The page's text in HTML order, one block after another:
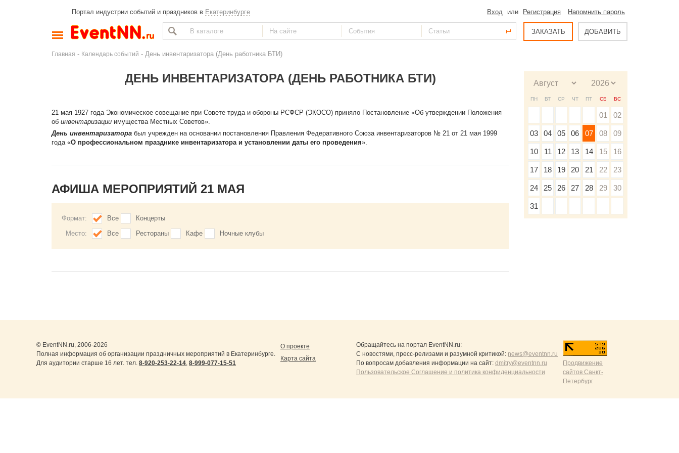
Портал индустрии событий и праздников в Екатеринбурге Вход или Регистрация Напомнить пароль
ЗАКАЗАТЬ ДОБАВИТЬ
Главная - Календарь событий - День инвентаризатора (День работника БТИ)
ДЕНЬ ИНВЕНТАРИЗАТОРА (ДЕНЬ РАБОТНИКА БТИ)
21 мая 1927 года Экономическое совещание при Совете труда и обороны РСФСР (ЭКОСО) приняло Постановление «Об утверждении Положения
об инвентаризации имущества Местных Советов».
День инвентаризатора был учрежден на основании постановления Правления Федеративного Союза инвентаризаторов № 21 от 21 мая 1999
года «О профессиональном празднике инвентаризатора и установлении даты его проведения».
АФИША МЕРОПРИЯТИЙ 21 МАЯ
Формат: Все
Концерты
Место:
Все Рестораны Кафе Ночные клубы
ПН ВТ СР ЧТ ПТ СБ ВС
01 02
03 04 05 06 07 08 09
10 11 12 13 14 15 16
17 18 19 20 21 22 23
24 25 26 27 28 29 30
31
© EventNN.ru, 2006-2026
Полная информация об организации праздничных мероприятий в Екатеринбурге.
Для аудитории старше 16 лет. тел. 8-920-253-22-14, 8-999-077-15-51
О проекте
Карта сайта
Обращайтесь на портал EventNN.ru:
С новостями, пресс-релизами и разумной критикой: news@eventnn.ru
По вопросам добавления информации на сайт: dmitry@eventnn.ru
Пользовательское Соглашение и политика конфиденциальности
Продвижение
сайтов Санкт-
Петербург